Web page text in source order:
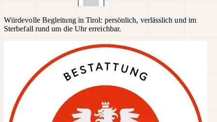
Würdevolle Begleitung in Tirol: persönlich, verlässlich und im
Sterbefall rund um die Uhr erreichbar.